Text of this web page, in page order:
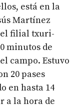
está en la
Martínez
filial txuri-
minutos de
campo. Estuvo
20 pases
en hasta 14
a la hora de